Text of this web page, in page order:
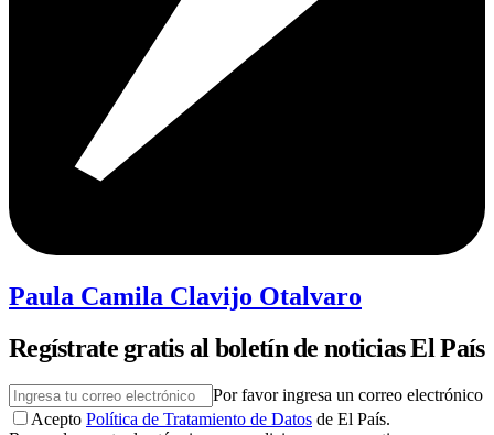
Paula Camila Clavijo Otalvaro
Regístrate gratis al boletín de noticias El País
Por favor ingresa un correo electrónico
Acepto Política de Tratamiento de Datos de El País.